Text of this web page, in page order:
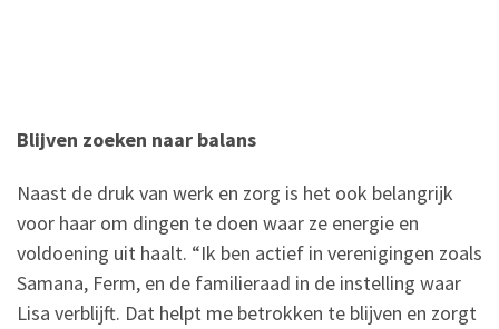
Blijven zoeken naar balans
Naast de druk van werk en zorg is het ook belangrijk
voor haar om dingen te doen waar ze energie en
voldoening uit haalt. “Ik ben actief in verenigingen zoals
Samana, Ferm, en de familieraad in de instelling waar
Lisa verblijft. Dat helpt me betrokken te blijven en zorgt